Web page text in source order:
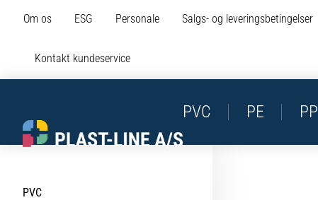
Om os ESG Personale Salgs- og leveringsbetingelser
Kontakt kundeservice
PVC PE PP
PVC